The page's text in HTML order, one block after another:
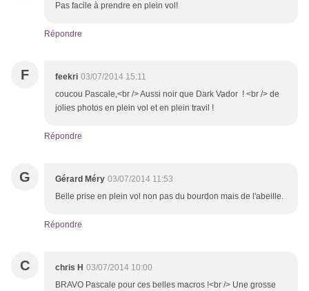
Pas facile à prendre en plein vol!
Répondre
F feekri 03/07/2014 15:11
coucou Pascale,<br /> Aussi noir que Dark Vador ! <br /> de
jolies photos en plein vol et en plein travil !
Répondre
G Gérard Méry 03/07/2014 11:53
Belle prise en plein vol non pas du bourdon mais de l'abeille.
Répondre
C chris H 03/07/2014 10:00
BRAVO Pascale pour ces belles macros !<br /> Une grosse